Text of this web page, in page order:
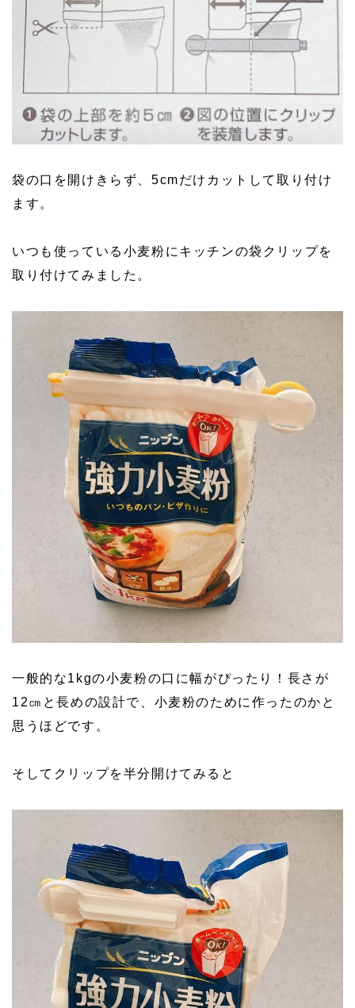
袋の口を開けきらず、5cmだけカットして取り付け
ます。
いつも使っている小麦粉にキッチンの袋クリップを
取り付けてみました。
一般的な1kgの小麦粉の口に幅がぴったり！長さが
12㎝と長めの設計で、小麦粉のために作ったのかと
思うほどです。
そしてクリップを半分開けてみると